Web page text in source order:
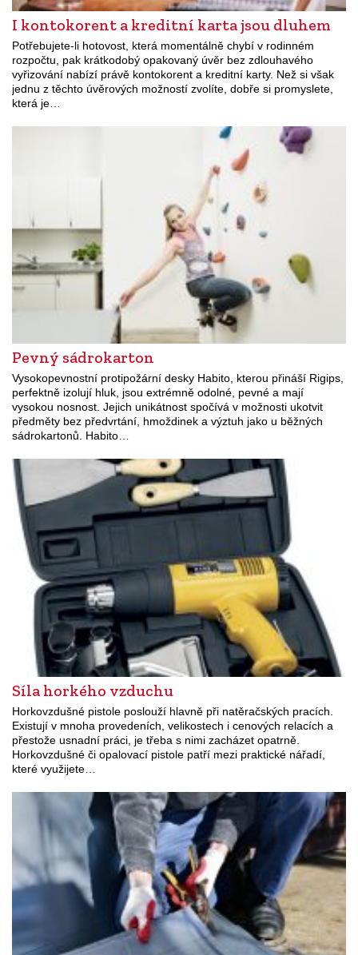
I kontokorent a kreditní karta jsou dluhem
Potřebujete-li hotovost, která momentálně chybí v rodinném
rozpočtu, pak krátkodobý opakovaný úvěr bez zdlouhavého
vyřizování nabízí právě kontokorent a kreditní karty. Než si však
jednu z těchto úvěrových možností zvolíte, dobře si promyslete,
která je…
Pevný sádrokarton
Vysokopevnostní protipožární desky Habito, kterou přináší Rigips,
perfektně izolují hluk, jsou extrémně odolné, pevné a mají
vysokou nosnost. Jejich unikátnost spočívá v možnosti ukotvit
předměty bez předvrtání, hmoždinek a výztuh jako u běžných
sádrokartonů. Habito…
Síla horkého vzduchu
Horkovzdušné pistole poslouží hlavně při natěračských pracích.
Existují v mnoha provedeních, velikostech i cenových relacích a
přestože usnadní práci, je třeba s nimi zacházet opatrně.
Horkovzdušné či opalovací pistole patří mezi praktické nářadí,
které využijete…